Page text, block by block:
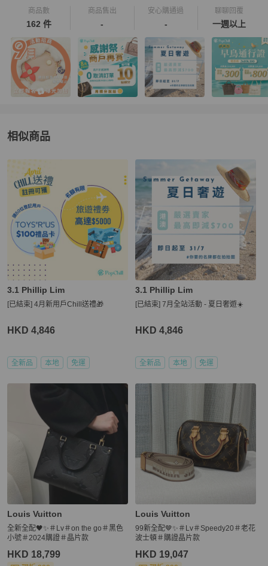
商品數
162 件
商品售出
-
安心購通過
-
聊聊回覆
一週以上
相似商品
更多相似 女士錢包 / 小皮件 推薦精品
3.1 Phillip Lim
[已結束] 4月新用戶Chill送禮🎁
HKD 4,846
全新品 本地 免運
3.1 Phillip Lim
[已結束] 7月全站活動 - 夏日奢遊☀️
HKD 4,846
全新品 本地 免運
Louis Vuitton
全新全配🖤✨＃Lv＃on the go＃黑色
小號＃2024購證＃晶片款
HKD 18,799
Louis Vuitton
99新全配🤎✨＃Lv＃Speedy20＃老花
波士頓＃購證晶片款
HKD 19,047